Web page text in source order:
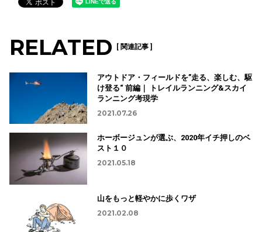
RELATED [ 関連記事 ]
アウトドア・フィールドを”走る、楽しむ、駆
け登る“ 前編｜ トレイルランニング&スカイ
ランニング考現学
2021.07.26
ホーボージュンが選ぶ、2020年イチ押しのベ
スト１０
2021.05.18
山をもっと軽やかに歩くワザ
2021.02.08